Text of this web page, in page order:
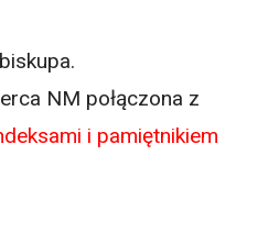
.
NM połączona z
i pamiętnikiem